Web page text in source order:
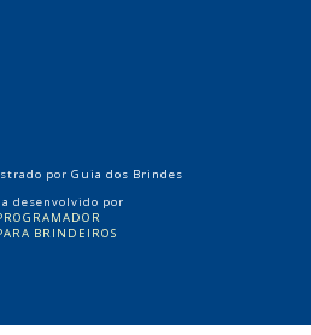
por Guia dos Brindes
desenvolvido por
BRINDEIROS